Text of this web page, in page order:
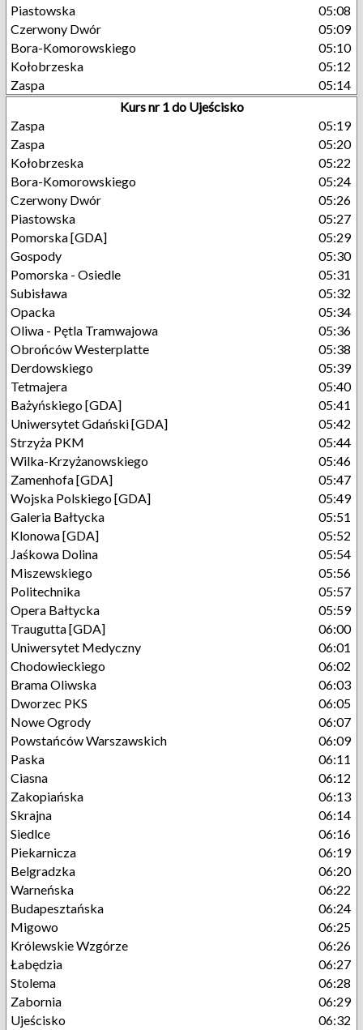
Piastowska
05:08
Czerwony Dwór
05:09
Bora-Komorowskiego
05:10
Kołobrzeska
05:12
Zaspa
05:14
Kurs nr 1 do Ujeścisko
Zaspa
05:19
Zaspa
05:20
Kołobrzeska
05:22
Bora-Komorowskiego
05:24
Czerwony Dwór
05:26
Piastowska
05:27
Pomorska [GDA]
05:29
Gospody
05:30
Pomorska - Osiedle
05:31
Subisława
05:32
Opacka
05:34
Oliwa - Pętla Tramwajowa
05:36
Obrońców Westerplatte
05:38
Derdowskiego
05:39
Tetmajera
05:40
Bażyńskiego [GDA]
05:41
Uniwersytet Gdański [GDA]
05:42
Strzyża PKM
05:44
Wilka-Krzyżanowskiego
05:46
Zamenhofa [GDA]
05:47
Wojska Polskiego [GDA]
05:49
Galeria Bałtycka
05:51
Klonowa [GDA]
05:52
Jaśkowa Dolina
05:54
Miszewskiego
05:56
Politechnika
05:57
Opera Bałtycka
05:59
Traugutta [GDA]
06:00
Uniwersytet Medyczny
06:01
Chodowieckiego
06:02
Brama Oliwska
06:03
Dworzec PKS
06:05
Nowe Ogrody
06:07
Powstańców Warszawskich
06:09
Paska
06:11
Ciasna
06:12
Zakopiańska
06:13
Skrajna
06:14
Siedlce
06:16
Piekarnicza
06:19
Belgradzka
06:20
Warneńska
06:22
Budapesztańska
06:24
Migowo
06:25
Królewskie Wzgórze
06:26
Łabędzia
06:27
Stolema
06:28
Zabornia
06:29
Ujeścisko
06:32